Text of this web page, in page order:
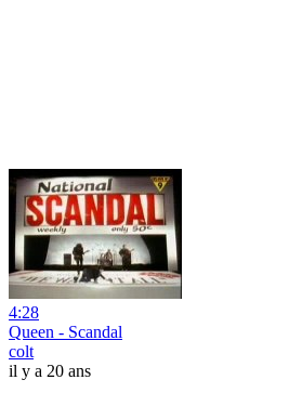
4:28
Queen - Scandal
colt
il y a 20 ans